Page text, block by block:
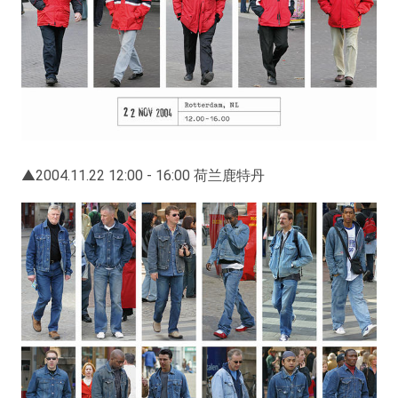
▲2004.11.22 12:00 - 16:00 荷兰鹿特丹